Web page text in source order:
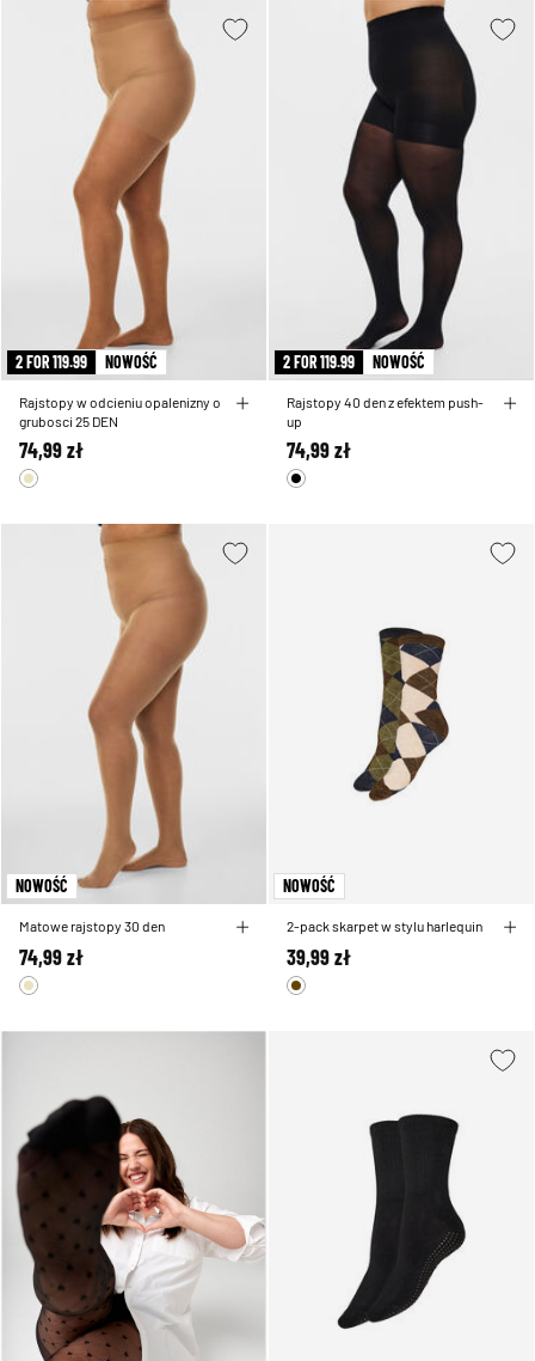
2 FOR 119.99 NOWOŚĆ
Rajstopy w odcieniu opalenizny o
grubosci 25 DEN
74,99 zł
2 FOR 119.99 NOWOŚĆ
Rajstopy 40 den z efektem push-
up
74,99 zł
NOWOŚĆ
Matowe rajstopy 30 den
74,99 zł
NOWOŚĆ
2-pack skarpet w stylu harlequin
39,99 zł